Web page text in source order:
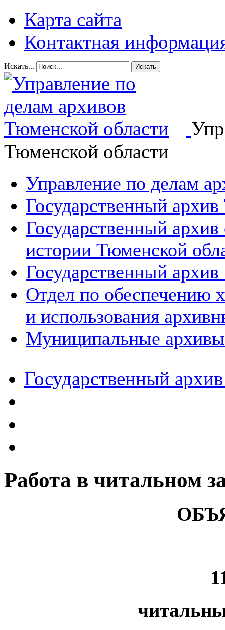
Карта сайта
Контактная
Искать... Искать
Тюменской области
Управление по делам
Государственный
Государственный
истории Тюменской
Государственный архив
Отдел по обеспечению
и использования
Муниципальные архивы
Государственный
Работа в читальном